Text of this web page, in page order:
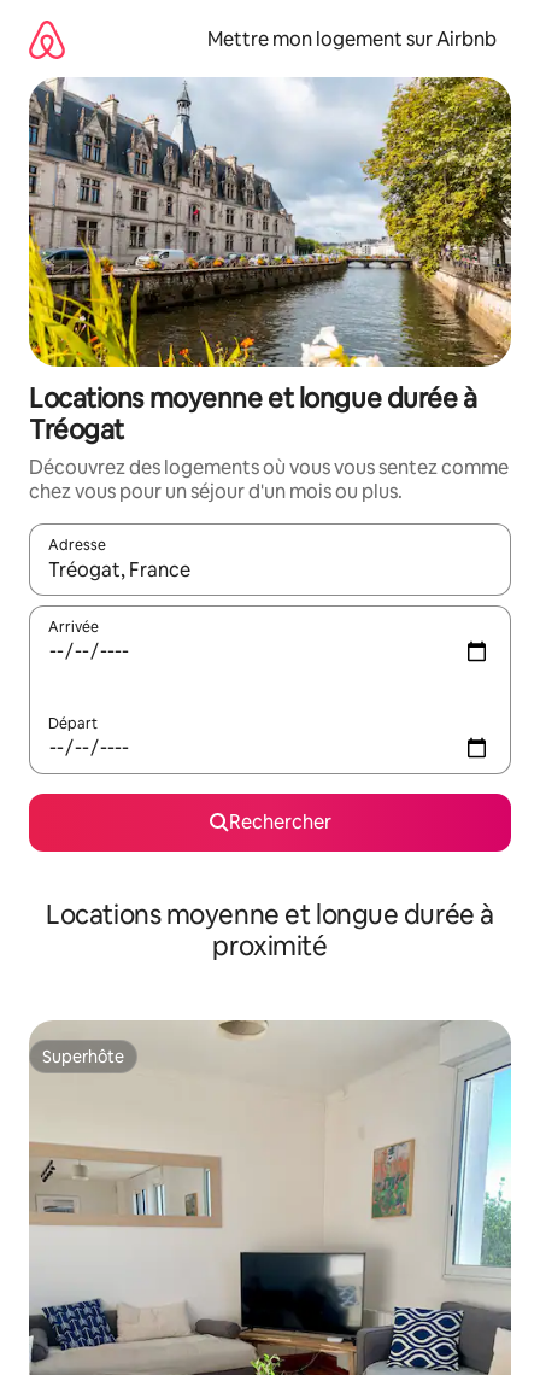
directement
contenu
Mettre mon logement sur Airbnb
Locations moyenne et longue durée à
Tréogat
Découvrez des logements où vous vous sentez comme
chez vous pour un séjour d'un mois ou plus.
Adresse
Lorsque les résultats s'affichent, utilisez les flèches vers le
Arrivée
Départ
Rechercher
Locations moyenne et longue durée à
proximité
Superhôte
Superhôte